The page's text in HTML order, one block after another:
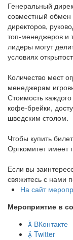
Генеральный
совместный
директоров,
топ-менеджеров и
лидеры могут
условиях
Количество мест
менеджерам
Стоимость
кофе-брейки,
шведским столом.
Чтобы купить
Оргкомитет имеет
Если вы
свяжитесь с нами
На сайт
Мероприятие в
 ВКонтакте
 Twitter